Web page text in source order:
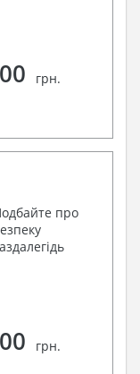
грн.
про
грн.